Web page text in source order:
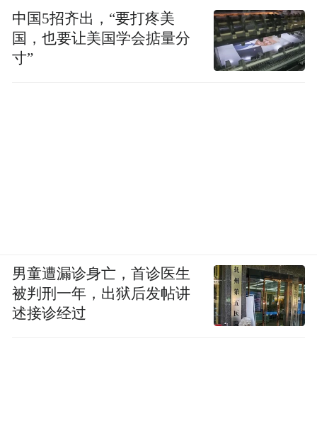
中国5招齐出，“要打疼美
国，也要让美国学会掂量分
寸”
男童遭漏诊身亡，首诊医生
被判刑一年，出狱后发帖讲
述接诊经过